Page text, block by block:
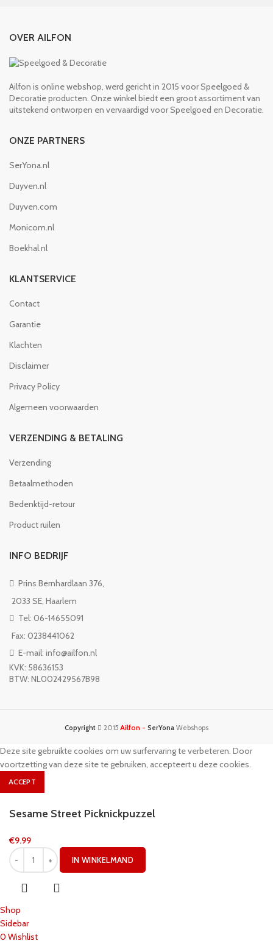
OVER AILFON
Ailfon is online webshop, werd gericht in 2015 voor Speelgoed &
Decoratie producten. Onze winkel biedt een groot assortiment van
uitstekend ontworpen en vervaardigd voor Speelgoed en Decoratie.
ONZE PARTNERS
SerYona.nl
Duyven.nl
Duyven.com
Monicom.nl
Boekhal.nl
KLANTSERVICE
Contact
Garantie
Klachten
Disclaimer
Privacy Policy
Algemeen voorwaarden
VERZENDING & BETALING
Verzending
Betaalmethoden
Bedenktijd-retour
Product ruilen
INFO BEDRIJF
Prins Bernhardlaan 376,
2033 SE, Haarlem
Tel: 06-14655091
Fax: 0238441062
E-mail: info@ailfon.nl
KVK: 58636153
BTW: NL002429567B98
Copyright 2015 Ailfon - SerYona Webshops
Deze site gebruikte cookies om uw surfervaring te verbeteren. Door
voortzetting van deze site te gebruiken, accepteert u deze cookies.
ACCEPT
Sesame Street Picknickpuzzel
€9.99
IN WINKELMAND
Shop
Sidebar
0 Wishlist